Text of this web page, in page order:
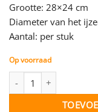
Grootte: 28×24 cm
Diameter van het
Aantal: per stuk
Op voorraad